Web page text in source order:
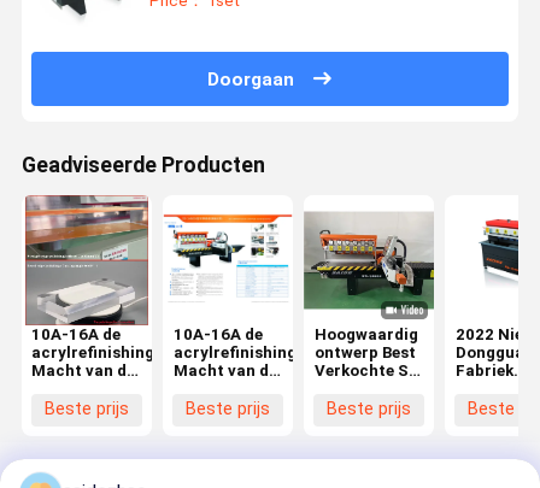
Doorgaan
Geadviseerde Producten
10A-16A de
acrylrefinishing-
Macht van de
Geschatte
Beste prijs
10A-16A de
acrylrefinishing-
Macht van de
Geschatte
Beste prijs
Hoogwaardig
ontwerp Best
Verkochte SD
Dubbelzijdige
acryl Rand
Beste prijs
2022
Dongguan
Fabriek
Rand
Beste